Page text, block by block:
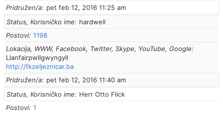
Pridružen/a
pet feb 12, 2016 11:25 am
Status, Korisničko ime
hardwell
Postovi 1198
Lokacija, WWW, Facebook, Twitter, Skype, YouTube, Google
Llanfairpwllgwyngyll
http://fkzeljeznicar.ba
Pridružen/a
pet feb 12, 2016 11:40 am
Status, Korisničko ime
Herr Otto Flick
Postovi 1